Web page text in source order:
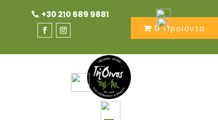
+30 210 689 9881
0 Προϊόντα